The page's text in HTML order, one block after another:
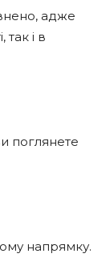
адже
так і в
поглянете
напрямку.